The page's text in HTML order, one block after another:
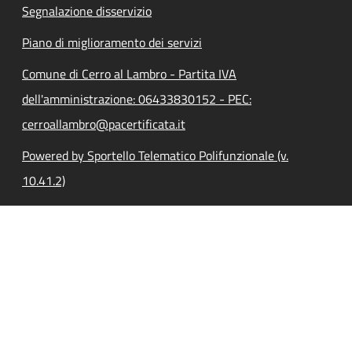
Segnalazione disservizio
Piano di miglioramento dei servizi
Comune di Cerro al Lambro - Partita IVA
dell'amministrazione: 06433830152 - PEC:
cerroallambro@pacertificata.it
Powered by Sportello Telematico Polifunzionale (v.
10.41.2)